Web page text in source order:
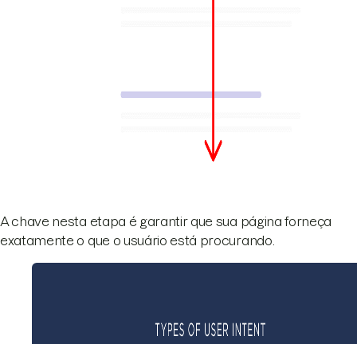
A chave nesta etapa é garantir que sua página forneça
exatamente o que o usuário está procurando.